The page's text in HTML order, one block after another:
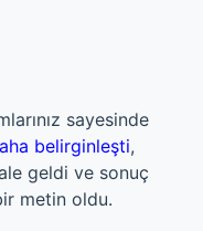
sayesinde
belirginleşti,
geldi ve sonuç
metin oldu.